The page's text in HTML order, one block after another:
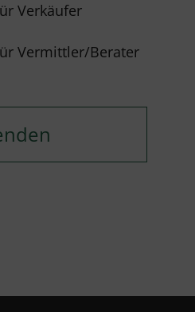
Verkäufer
Vermittler/Berater